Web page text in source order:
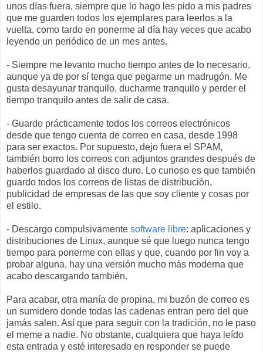
unos días fuera, siempre que lo hago les pido a mis padres
que me guarden todos los ejemplares para leerlos a la
vuelta, como tardo en ponerme al día hay veces que acabo
leyendo un periódico de un mes antes.
- Siempre me levanto mucho tiempo antes de lo necesario,
aunque ya de por sí tenga que pegarme un madrugón. Me
gusta desayunar tranquilo, ducharme tranquilo y perder el
tiempo tranquilo antes de salir de casa.
- Guardo prácticamente todos los correos electrónicos
desde que tengo cuenta de correo en casa, desde 1998
para ser exactos. Por supuesto, dejo fuera el SPAM,
también borro los correos con adjuntos grandes después de
haberlos guardado al disco duro. Lo curioso es que también
guardo todos los correos de listas de distribución,
publicidad de empresas de las que soy cliente y cosas por
el estilo.
- Descargo compulsivamente software libre: aplicaciones y
distribuciones de Linux, aunque sé que luego nunca tengo
tiempo para ponerme con ellas y que, cuando por fin voy a
probar alguna, hay una versión mucho más moderna que
acabo descargando también.
Para acabar, otra manía de propina, mi buzón de correo es
un sumidero donde todas las cadenas entran pero del que
jamás salen. Así que para seguir con la tradición, no le paso
el meme a nadie. No obstante, cualquiera que haya leído
esta entrada y esté interesado en responder se puede